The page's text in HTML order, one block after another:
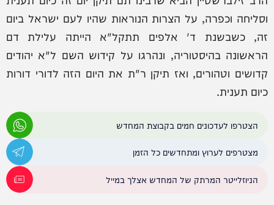
וסליחה וכפרה, על הצרות הנוראות שהיו לעם ישראל ביום
זה, כשבשנת ד' אלפים תתקל"א הייתה עלילת דם
הראשונה בהיסטוריה, ונהרגו על קידוש השם ל"א יהודים
קדושים וטהורים, ואז תיקן ר"ת את היום הזה לדורי דורות
כיום תענית.
הצטרפו לעדכונים חמים בקבוצת המחדש
מצטרפים לערוץ ומתחדשים כל הזמן
הניוזלייטר המרתק של המחדש אצלך במייל